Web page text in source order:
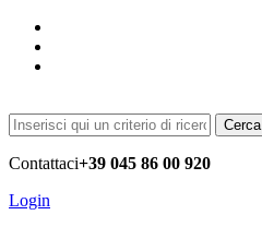
Cerca
Contattaci+39 045 86 00 920
Login